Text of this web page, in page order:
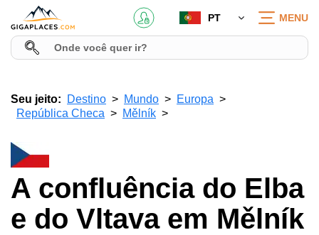
PT MENU
Seu jeito: Destino Mundo
Europa
República Checa
Mělník
A confluência do Elba
e do Vltava em Mělník